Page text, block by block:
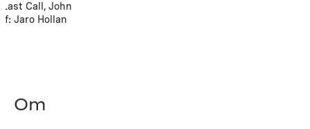
Call, John
Jaro Hollan
Om